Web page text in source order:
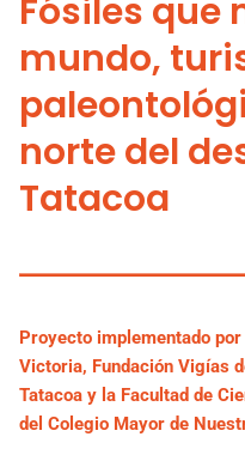
Fósiles que
mundo,
norte del
Tatacoa
Proyecto implementado
Victoria, Fundación Vigías
Tatacoa y la Facultad de
del Colegio Mayor de